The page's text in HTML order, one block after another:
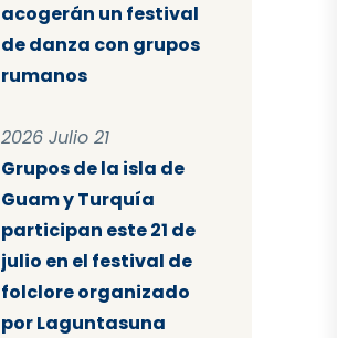
acogerán un festival
de danza con grupos
rumanos
2026 Julio 21
Grupos de la isla de
Guam y Turquía
participan este 21 de
julio en el festival de
folclore organizado
por Laguntasuna